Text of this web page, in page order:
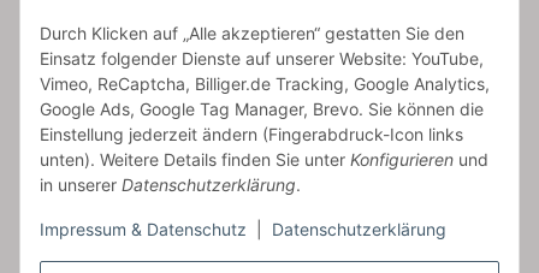
Durch Klicken auf „Alle akzeptieren“ gestatten Sie den
Einsatz folgender Dienste auf unserer Website: YouTube,
Vimeo, ReCaptcha, Billiger.de Tracking, Google Analytics,
Google Ads, Google Tag Manager, Brevo. Sie können die
Einstellung jederzeit ändern (Fingerabdruck-Icon links
unten). Weitere Details finden Sie unter Konfigurieren und
in unserer Datenschutzerklärung.
Impressum & Datenschutz Datenschutzerklärung
Artikelinformationen
Frieslandstr. 44 | 26446 Reepsholt
Fon 04468-9479855-0 | Fax -9